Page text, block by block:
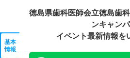
基本
情報
徳島県歯科医師会立徳島歯
ンキャンパ
イベント最新情報を